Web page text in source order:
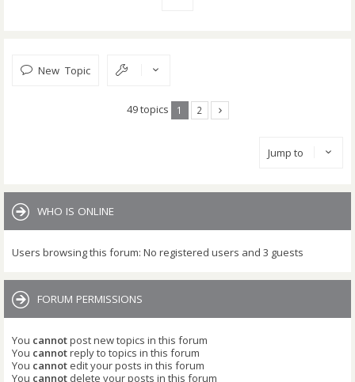
New Topic
49 topics 1 2
Jump to
WHO IS ONLINE
Users browsing this forum: No registered users and 3 guests
FORUM PERMISSIONS
You cannotpost new topics in this forum
You cannotreply to topics in this forum
You cannot edit your posts in this forum
You cannot delete your posts in this forum